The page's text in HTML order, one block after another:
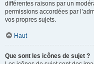
différentes raisons par un
permissions accordées par
vos propres sujets.
Haut
Que sont les icônes de sujet ?